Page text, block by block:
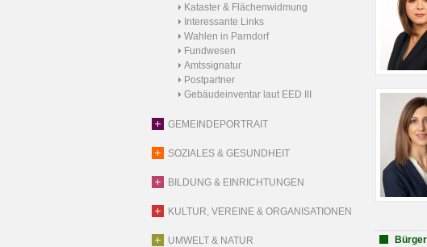
Kataster & Flächenwidmung
Interessante Links
Wahlen in Parndorf
Fundwesen
Amtssignatur
Postpartner
Gebäudeinventar laut EED III
GEMEINDEPORTRAIT
SOZIALES & GESUNDHEIT
BILDUNG & EINRICHTUNGEN
KULTUR, VEREINE & ORGANISATIONEN
UMWELT & NATUR